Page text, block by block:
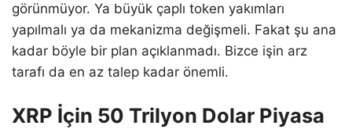
görünmüyor. Ya büyük çaplı token yakımları
yapılmalı ya da mekanizma değişmeli. Fakat şu ana
kadar böyle bir plan açıklanmadı. Bizce işin arz
tarafı da en az talep kadar önemli.
XRP İçin 50 Trilyon Dolar Piyasa